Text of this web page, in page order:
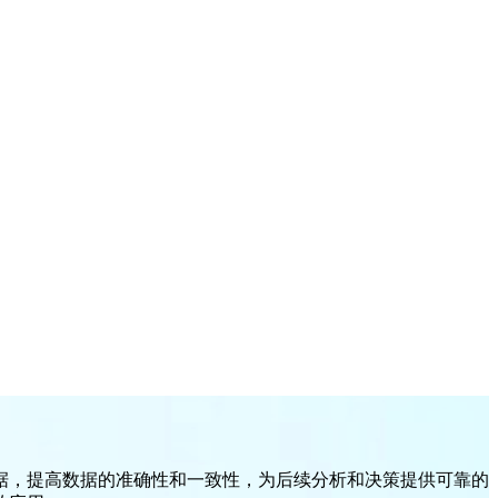
提高数据的准确性和一致性，为后续分析和决策提供可靠的